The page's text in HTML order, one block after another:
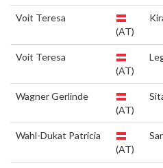
Voit Teresa
(AT)
Voit Teresa
(AT)
Wagner Gerlinde
(AT)
Wahl-Dukat Patricia
(AT)